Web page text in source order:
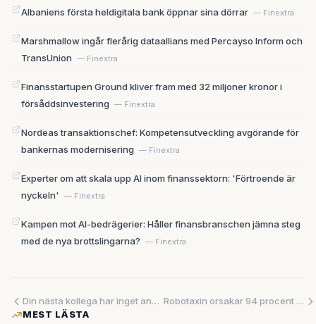
Albaniens första heldigitala bank öppnar sina dörrar — Finextra
Marshmallow ingår flerårig dataallians med Percayso Inform och
TransUnion — Finextra
Finansstartupen Ground kliver fram med 32 miljoner kronor i
försåddsinvestering — Finextra
Nordeas transaktionschef: Kompetensutveckling avgörande för
bankernas modernisering — Finextra
Experter om att skala upp AI inom finanssektorn: 'Förtroende är
nyckeln' — Finextra
Kampen mot AI-bedrägerier: Håller finansbranschen jämna steg
med de nya brottslingarna? — Finextra
Din nästa kollega har inget ansikte — men fyller din kalender och svarar i Slack
Robotaxin orsakar 94 procent färre allvarliga olyckor än mänskliga förare – fotgängare skyddas bäst
MEST LÄSTA